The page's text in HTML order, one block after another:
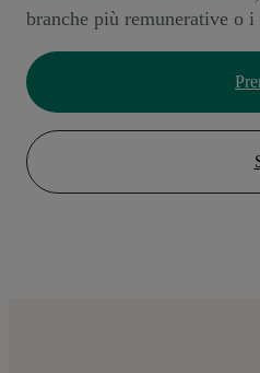
branche più remunerative o